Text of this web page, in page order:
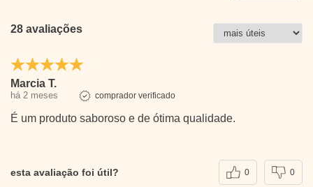
28 avaliações
Marcia T.
há 2 meses comprador verificado
É um produto saboroso e de ótima qualidade.
esta avaliação foi útil? 0 0